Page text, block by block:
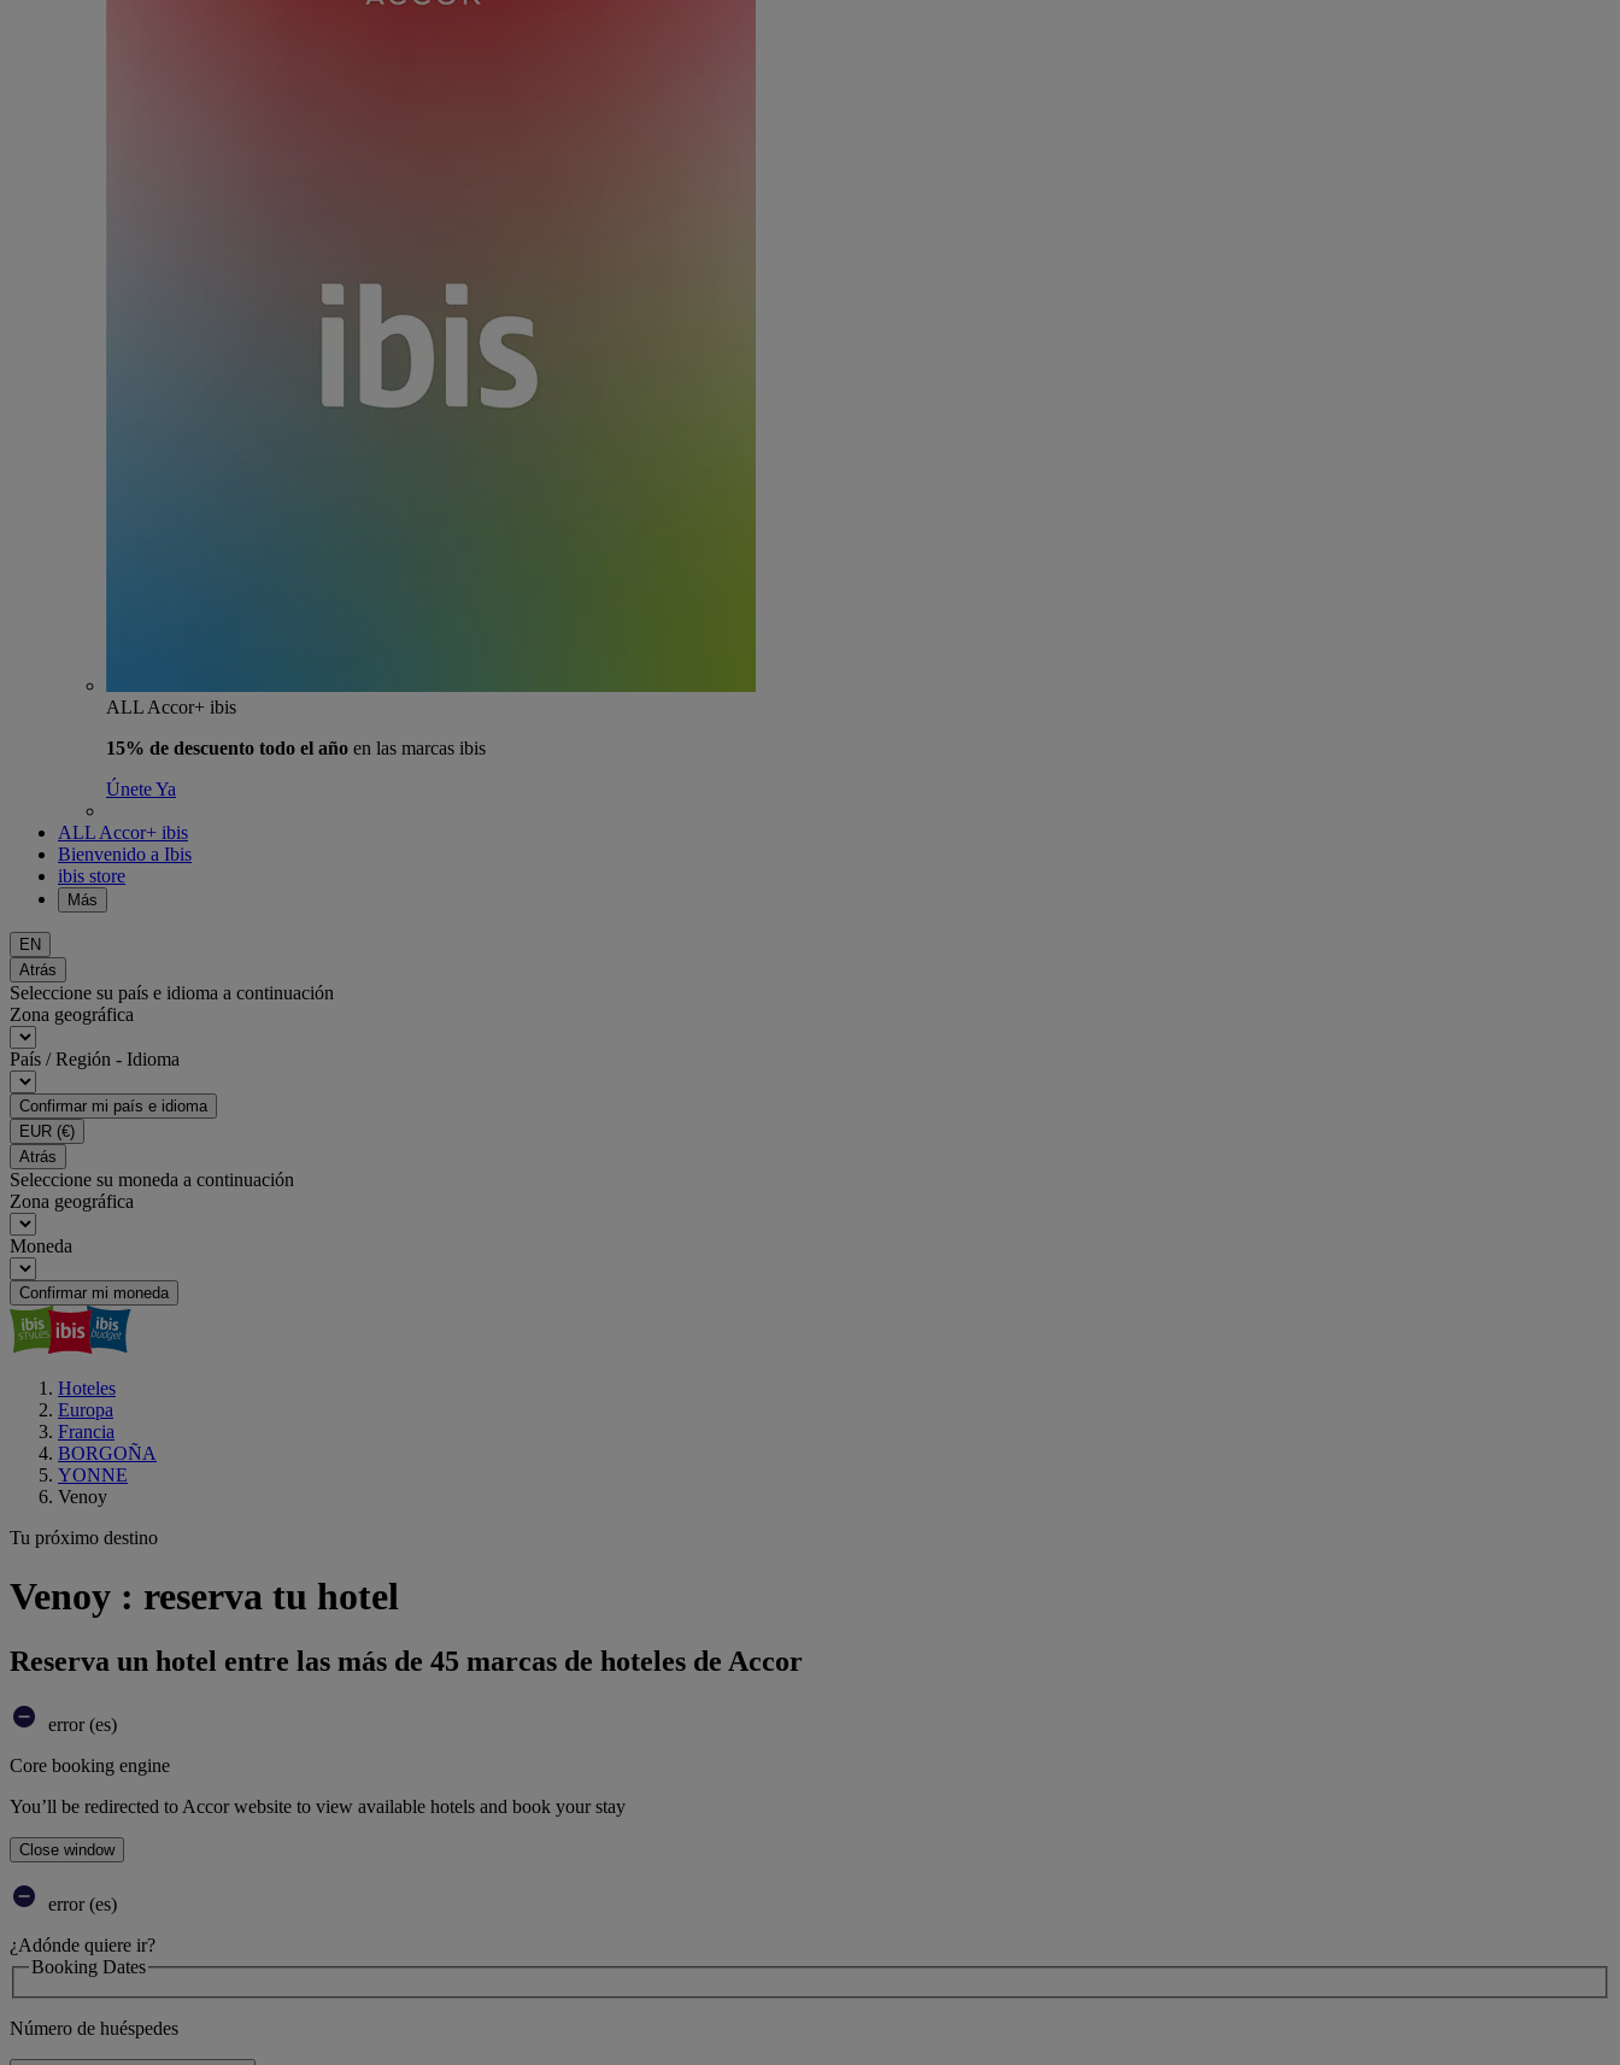
ALL Accor+ ibis
15% de descuento todo el año en las marcas ibis
Únete Ya
ALL Accor+ ibis
Bienvenido a Ibis
ibis store
Más
EN
Atrás
Seleccione su país e idioma a continuación
Zona geográfica
País / Región - Idioma
Confirmar mi país e idioma
EUR (€)
Atrás
Seleccione su moneda a continuación
Zona geográfica
Moneda
Confirmar mi moneda
Hoteles
Europa
Francia
BORGOÑA
YONNE
Venoy
Tu próximo destino
Venoy : reserva tu hotel
Reserva un hotel entre las más de 45 marcas de hoteles de Accor
error (es)
Core booking engine
You’ll be redirected to Accor website to view available hotels and book your stay
Close window
error (es)
¿Adónde quiere ir?
Booking Dates
Número de huéspedes